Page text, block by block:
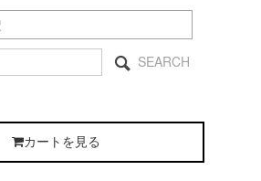
SEARCH
カートを見る